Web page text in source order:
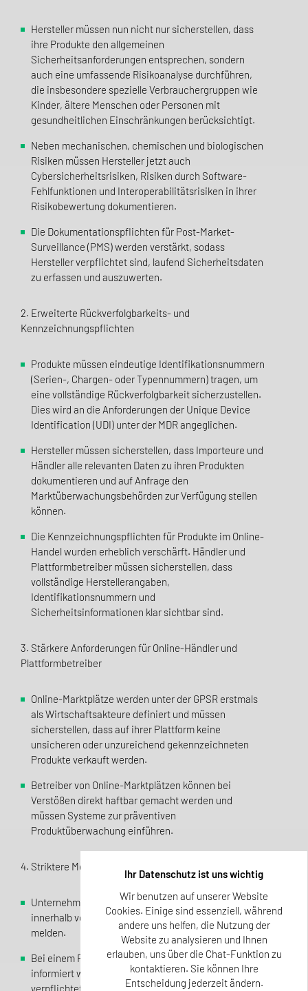
Hersteller müssen nun nicht nur sicherstellen, dass
ihre Produkte den allgemeinen
Sicherheitsanforderungen entsprechen, sondern
auch eine umfassende Risikoanalyse durchführen,
die insbesondere spezielle Verbrauchergruppen wie
Kinder, ältere Menschen oder Personen mit
gesundheitlichen Einschränkungen berücksichtigt.
Neben mechanischen, chemischen und biologischen
Risiken müssen Hersteller jetzt auch
Cybersicherheitsrisiken, Risiken durch Software-
Fehlfunktionen und Interoperabilitätsrisiken in ihrer
Risikobewertung dokumentieren.
Die Dokumentationspflichten für Post-Market-
Surveillance (PMS) werden verstärkt, sodass
Hersteller verpflichtet sind, laufend Sicherheitsdaten
zu erfassen und auszuwerten.
2. Erweiterte Rückverfolgbarkeits- und
Kennzeichnungspflichten
Produkte müssen eindeutige Identifikationsnummern
(Serien-, Chargen- oder Typennummern) tragen, um
eine vollständige Rückverfolgbarkeit sicherzustellen.
Dies wird an die Anforderungen der Unique Device
Identification (UDI) unter der MDR angeglichen.
Hersteller müssen sicherstellen, dass Importeure und
Händler alle relevanten Daten zu ihren Produkten
dokumentieren und auf Anfrage den
Marktüberwachungsbehörden zur Verfügung stellen
können.
Die Kennzeichnungspflichten für Produkte im Online-
Handel wurden erheblich verschärft. Händler und
Plattformbetreiber müssen sicherstellen, dass
vollständige Herstellerangaben,
Identifikationsnummern und
Sicherheitsinformationen klar sichtbar sind.
3. Stärkere Anforderungen für Online-Händler und
Plattformbetreiber
Online-Marktplätze werden unter der GPSR erstmals
als Wirtschaftsakteure definiert und müssen
sicherstellen, dass auf ihrer Plattform keine
unsicheren oder unzureichend gekennzeichneten
Produkte verkauft werden.
Betreiber von Online-Marktplätzen können bei
Verstößen direkt haftbar gemacht werden und
müssen Systeme zur präventiven
Produktüberwachung einführen.
4. Striktere Meldepflichten und schnellere Rückrufprozesse
Unternehmen müssen unsichere Produkte nun
innerhalb von 2 Werktagen an das EU-Safety-Gate
melden.
Bei einem Rückruf müssen Verbraucher aktiv
informiert werden, und Unternehmen sind
verpflichtet, entweder eine Reparatur, einen Ersatz
Ihr Datenschutz ist uns wichtig
Wir benutzen auf unserer Website
Cookies. Einige sind essenziell, während
andere uns helfen, die Nutzung der
Website zu analysieren und Ihnen
erlauben, uns über die Chat-Funktion zu
kontaktieren. Sie können Ihre
Entscheidung jederzeit ändern.